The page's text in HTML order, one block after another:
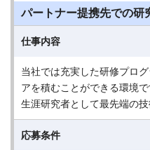
パートナー提携先での研
仕事内容
当社では充実した研修プロ
アを積むことができる環境で
生涯研究者として最先端の
応募条件